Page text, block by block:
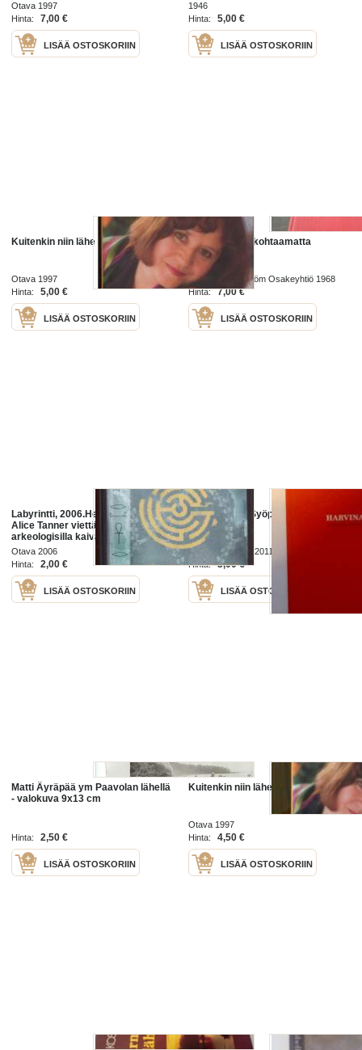
Otava 1997
Hinta:
7,00 €
LISÄÄ OSTOSKORIIN
1946
Hinta:
5,00 €
LISÄÄ OSTOSKORIIN
Kuitenkin niin lähellä
Otava 1997
Hinta:
5,00 €
LISÄÄ OSTOSKORIIN
Lähellä mutta kohtaamatta
Werner Söderström Osakeyhtiö 1968
Hinta:
7,00 €
LISÄÄ OSTOSKORIIN
Labyrintti, 2006.Heinäkuussa 2005
Alice Tanner viettää kesää
arkeologisilla kaivauksilla
Pyreneiden vuoristossa lähellä
Carcassonnen keskiaikaista
Otava 2006
Hinta:
2,00 €
LISÄÄ OSTOSKORIIN
Harvinaiset - Syöpäpotilaan lähellä
ja tukena
Novartis Finland 2011
Hinta:
3,00 €
LISÄÄ OSTOSKORIIN
Matti Äyräpää ym Paavolan lähellä
- valokuva 9x13 cm
Hinta: 2,50 €
LISÄÄ OSTOSKORIIN
Kuitenkin niin lähellä
Otava 1997
Hinta:
4,50 €
LISÄÄ OSTOSKORIIN